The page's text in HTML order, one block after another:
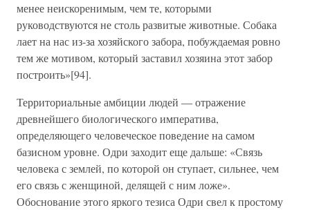
менее неискоренимым, чем те, которыми
руководствуются не столь развитые животные. Собака
лает на нас из-за хозяйского забора, побуждаемая ровно
тем же мотивом, который заставил хозяина этот забор
построить»[94].
Территориальные амбиции людей — отражение
древнейшего биологического императива,
определяющего человеческое поведение на самом
базисном уровне. Одри заходит еще дальше: «Связь
человека с землей, по которой он ступает, сильнее, чем
его связь с женщиной, делящей с ним ложе».
Обоснование этого яркого тезиса Одри свел к простому